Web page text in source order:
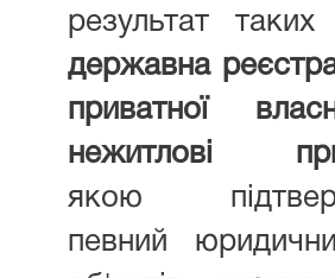
результат
державна
приватної
нежитлові
якою
певний